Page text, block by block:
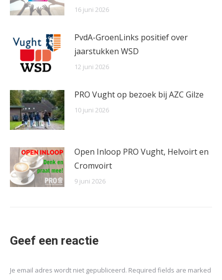
16 juni 2026
PvdA-GroenLinks positief over
jaarstukken WSD
12 juni 2026
PRO Vught op bezoek bij AZC Gilze
10 juni 2026
Open Inloop PRO Vught, Helvoirt en
Cromvoirt
9 juni 2026
Geef een reactie
Je email adres wordt niet gepubliceerd. Required fields are marked